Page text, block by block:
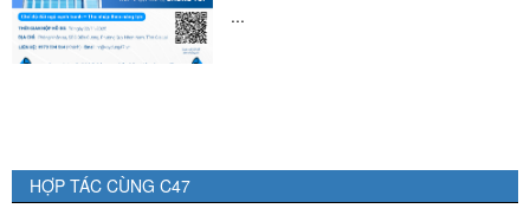
...
HỢP TÁC CÙNG C47